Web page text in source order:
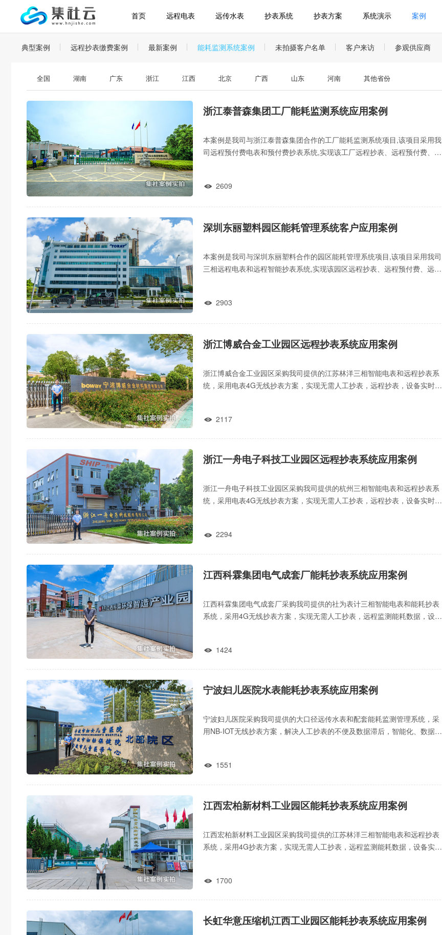
首页 远程电表 远传水表 抄表系统 抄表方案 系统演示 案例
典型案例 远程抄表缴费案例 最新案例 能耗监测系统案例 未拍摄客户名单 客户来访 参观供应商
全国 湖南 广东 浙江 江西 北京 广西 山东 河南 其他省份
浙江泰普森集团工厂能耗监测系统应用案例
本案例是我司与浙江泰普森集团合作的工厂能耗监测系统项目,该项目采用我
司远程预付费电表和预付费抄表系统,实现该工厂远程抄表、远程预付费、远
 2609
深圳东丽塑料园区能耗管理系统客户应用案例
本案例是我司与深圳东丽塑料合作的园区能耗管理系统项目,该项目采用我司
三相远程电表和远程智能抄表系统,实现该园区远程抄表、远程预付费、远程
 2903
浙江博威合金工业园区远程抄表系统应用案例
浙江博威合金工业园区采购我司提供的江苏林洋三相智能电表和远程抄表系
统，采用电表4G无线抄表方案，实现无需人工抄表，远程抄表，设备实时预
 2117
浙江一舟电子科技工业园区远程抄表系统应用案例
浙江一舟电子科技工业园区采购我司提供的杭州三相智能电表和远程抄表系
统，采用电表4G无线抄表方案，实现无需人工抄表，远程抄表，设备实时预
 2294
江西科霖集团电气成套厂能耗抄表系统应用案例
江西科霖集团电气成套厂采购我司提供的社为表计三相智能电表和能耗抄表
系统，采用4G无线抄表方案，实现无需人工抄表，远程监测能耗数据，设备
 1424
宁波妇儿医院水表能耗抄表系统应用案例
宁波妇儿医院采购我司提供的大口径远传水表和配套能耗监测管理系统，采
用NB-IOT无线抄表方案，解决人工抄表的不便及数据滞后，智能化、数据化
 1551
江西宏柏新材料工业园区能耗抄表系统应用案例
江西宏柏新材料工业园区采购我司提供的江苏林洋三相智能电表和远程抄表
系统，采用4G抄表方案，实现无需人工抄表，远程监测能耗数据，设备实时
 1700
长虹华意压缩机江西工业园区能耗抄表系统应用案例